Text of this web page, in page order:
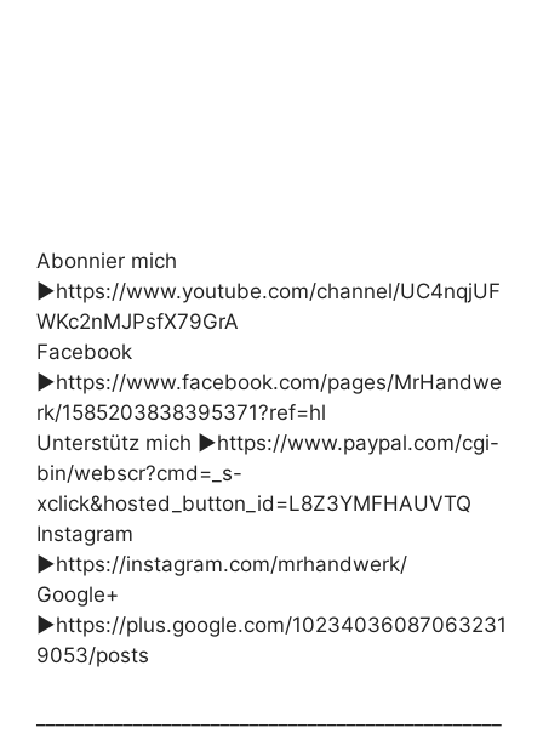
Abonnier mich
►https://www.youtube.com/channel/UC4nqjUF
WKc2nMJPsfX79GrA
Facebook
►https://www.facebook.com/pages/MrHandwe
rk/1585203838395371?ref=hl
Unterstütz mich ►https://www.paypal.com/cgi-
bin/webscr?cmd=_s-
xclick&hosted_button_id=L8Z3YMFHAUVTQ
Instagram
►https://instagram.com/mrhandwerk/
Google+
►https://plus.google.com/10234036087063231
9053/posts